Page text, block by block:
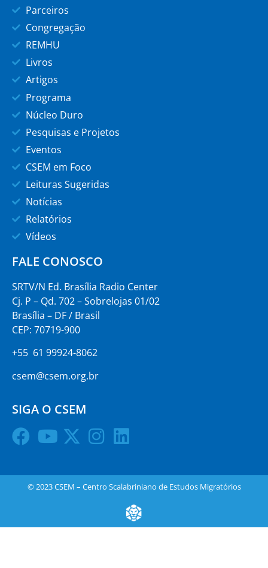
Parceiros
Congregação
REMHU
Livros
Artigos
Programa
Núcleo Duro
Pesquisas e Projetos
Eventos
CSEM em Foco
Leituras Sugeridas
Notícias
Relatórios
Vídeos
FALE CONOSCO
SRTV/N Ed. Brasília Radio Center
Cj. P – Qd. 702 – Sobrelojas 01/02
Brasília – DF / Brasil
CEP: 70719-900
+55 61 99924-8062
csem@csem.org.br
SIGA O CSEM
© 2023 CSEM – Centro Scalabriniano de Estudos Migratórios